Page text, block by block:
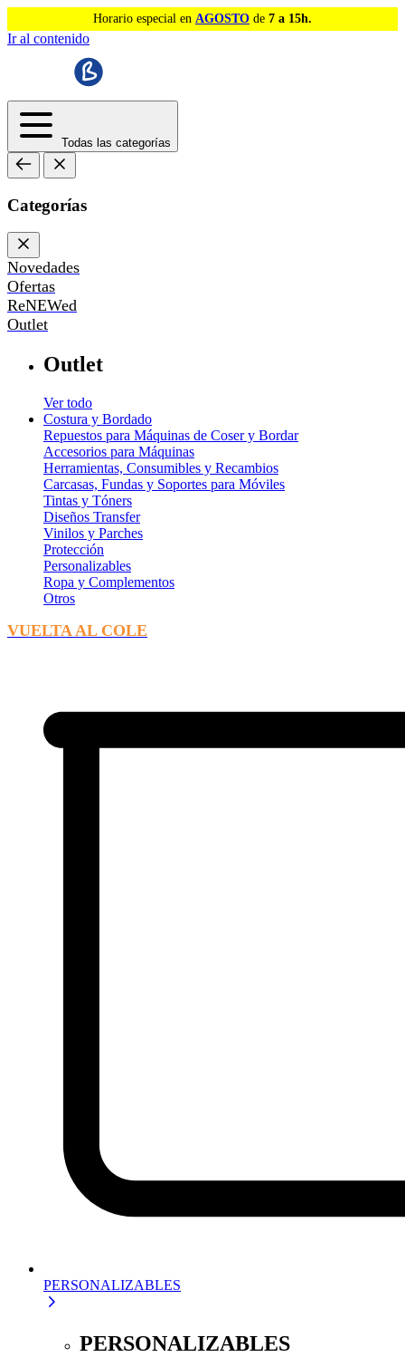
Horario especial en AGOSTO de 7 a 15h.
Ir al contenido
Todas las categorías
Categorías
Novedades
Ofertas
ReNEWed
Outlet
Outlet
Ver todo
Costura y Bordado
Repuestos para Máquinas de Coser y Bordar
Accesorios para Máquinas
Herramientas, Consumibles y Recambios
Carcasas, Fundas y Soportes para Móviles
Tintas y Tóners
Diseños Transfer
Vinilos y Parches
Protección
Personalizables
Ropa y Complementos
Otros
VUELTA AL COLE
PERSONALIZABLES
PERSONALIZABLES